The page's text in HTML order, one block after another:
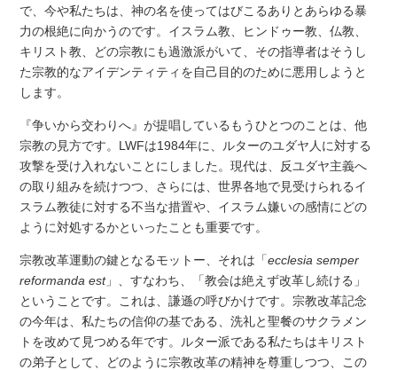
で、今や私たちは、神の名を使ってはびこるありとあらゆる暴
力の根絶に向かうのです。イスラム教、ヒンドゥー教、仏教、
キリスト教、どの宗教にも過激派がいて、その指導者はそうし
た宗教的なアイデンティティを自己目的のために悪用しようと
します。
『争いから交わりへ』が提唱しているもうひとつのことは、他
宗教の見方です。LWFは1984年に、ルターのユダヤ人に対する
攻撃を受け入れないことにしました。現代は、反ユダヤ主義へ
の取り組みを続けつつ、さらには、世界各地で見受けられるイ
スラム教徒に対する不当な措置や、イスラム嫌いの感情にどの
ように対処するかといったことも重要です。
宗教改革運動の鍵となるモットー、それは「ecclesia semper
reformanda est」、すなわち、「教会は絶えず改革し続ける」
ということです。これは、謙遜の呼びかけです。宗教改革記念
の今年は、私たちの信仰の基である、洗礼と聖餐のサクラメン
トを改めて見つめる年です。ルター派である私たちはキリスト
の弟子として、どのように宗教改革の精神を尊重しつつ、この